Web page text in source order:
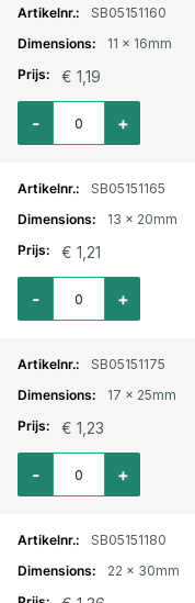
SB05151160
11 x 16mm
€ 1,19
Aantal voor
+
-
SB05151165
13 x 20mm
€ 1,21
Aantal voor
+
-
SB05151175
17 x 25mm
€ 1,23
Aantal voor
+
-
SB05151180
22 x 30mm